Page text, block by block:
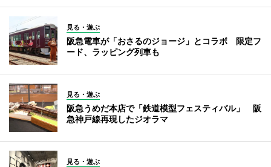
見る・遊ぶ
阪急電車が「おさるのジョージ」とコラボ 限定フ
ード、ラッピング列車も
見る・遊ぶ
阪急うめだ本店で「鉄道模型フェスティバル」 阪
急神戸線再現したジオラマ
見る・遊ぶ